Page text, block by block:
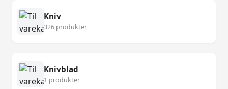
Kniv
326 produkter
Knivblad
1 produkter